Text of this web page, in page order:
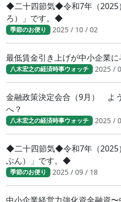
◆二十四節気◆令和7年（2025
ろ）」です。◆
季節のお便り 2025 / 10 / 02
最低賃金引き上げが中小企業
八木宏之の経済時事ウォッチ 2025 /
金融政策決定会合（9月） よ
へ？
八木宏之の経済時事ウォッチ 2025 /
◆二十四節気◆令和7年（2025
ぶん）」です。◆
季節のお便り 2025 / 09 / 18